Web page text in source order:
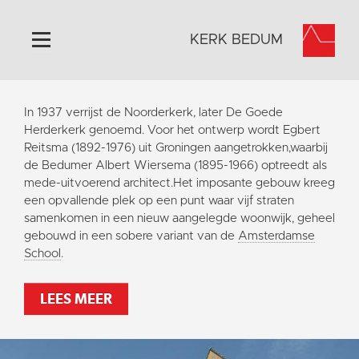
Home
Algemeen
Historie
Omgeving
Activiteiten
Steun ons
Contact
Vaktaal
KERK BEDUM
In 1937 verrijst de Noorderkerk, later De Goede
Herderkerk genoemd. Voor het ontwerp wordt Egbert
Reitsma (1892-1976) uit Groningen aangetrokken,waarbij
de Bedumer Albert Wiersema (1895-1966) optreedt als
mede-uitvoerend architect.Het imposante gebouw kreeg
een opvallende plek op een punt waar vijf straten
samenkomen in een nieuw aangelegde woonwijk, geheel
gebouwd in een sobere variant van de Amsterdamse
School .
LEES MEER